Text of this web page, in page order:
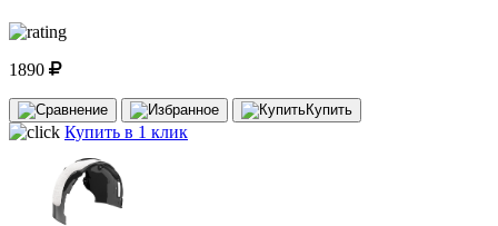
1890
Купить
Купить в 1 клик